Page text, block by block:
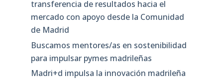
transferencia de resultados hacia el
mercado con apoyo desde la Comunidad
de Madrid
Buscamos mentores/as en sostenibilidad
para impulsar pymes madrileñas
Madri+d impulsa la innovación madrileña